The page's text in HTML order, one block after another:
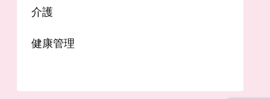
介護
健康管理